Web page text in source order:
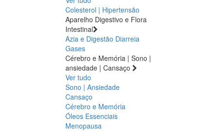
Colesterol | Hipertensão
Aparelho Digestivo e Flora
Intestinal
Azia e Digestão Diarreia
Gases
Cérebro e Memória | Sono |
ansiedade | Cansaço
Ver tudo
Sono | Ansiedade
Cansaço
Cérebro e Memória
Óleos Essenciais
Menopausa